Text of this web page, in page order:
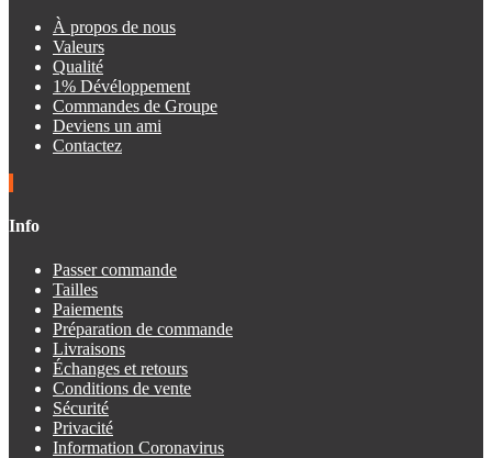
À propos de nous
Valeurs
Qualité
1% Dévéloppement
Commandes de Groupe
Deviens un ami
Contactez
Info
Passer commande
Tailles
Paiements
Préparation de commande
Livraisons
Échanges et retours
Conditions de vente
Sécurité
Privacité
Information Coronavirus